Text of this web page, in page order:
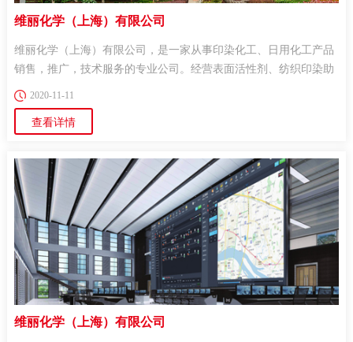
维丽化学（上海）有限公司
维丽化学（上海）有限公司，是一家从事印染化工、日用化工产品
销售，推广，技术服务的专业公司。经营表面活性剂、纺织印染助
剂、活性染料、...
2020-11-11
查看详情
维丽化学（上海）有限公司